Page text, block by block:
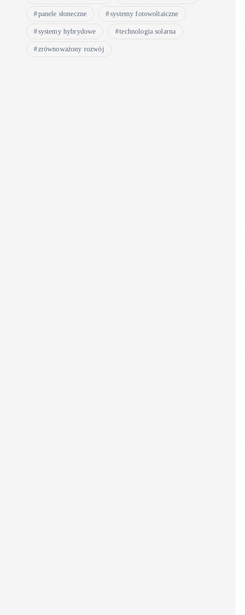
panele słoneczne systemy fotowoltaiczne
systemy hybrydowe technologia solarna
zrównoważony rozwój